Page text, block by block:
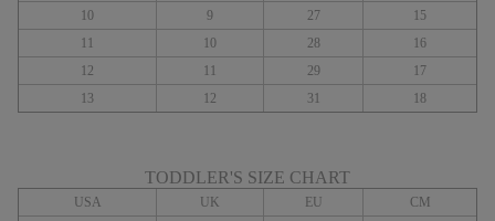
10
9 27
15
11
10 28
16
12
11 29
17
13
12 31 18
TODDLER'S SIZE CHART
USA UK EU
CM